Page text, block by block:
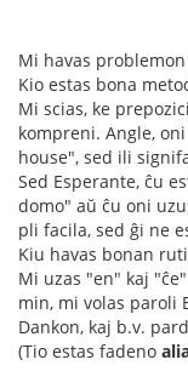
Mi havas
Kio estas bona
Mi scias, ke
kompreni. Angle,
house", sed ili
Sed Esperante, ĉu
domo" aŭ ĉu oni
pli facila, sed ĝi ne
Kiu havas bonan
Mi uzas "en" kaj
min, mi volas paroli
Dankon, kaj b.v.
(Tio estas fadeno